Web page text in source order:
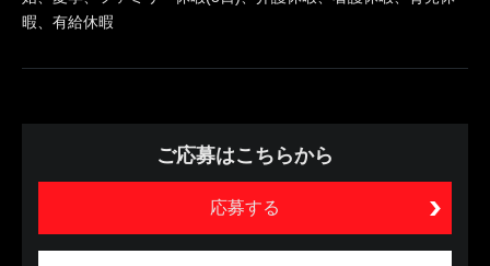
暇、有給休暇
ご応募はこちらから
応募する